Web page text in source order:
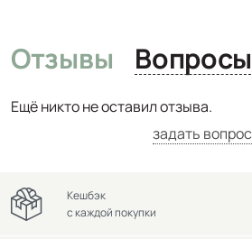
Отзывы
Ещё никто не оставил отзыва.
задать вопрос
Кешбэк
с каждой покупки